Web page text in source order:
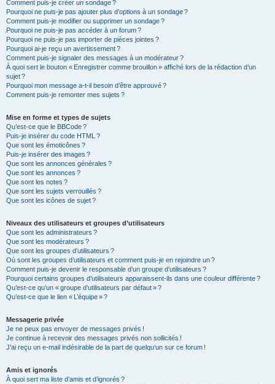
Comment puis-je créer un sondage ?
Pourquoi ne puis-je pas ajouter plus d’options à un sondage ?
Comment puis-je modifier ou supprimer un sondage ?
Pourquoi ne puis-je pas accéder à un forum ?
Pourquoi ne puis-je pas importer de pièces jointes ?
Pourquoi ai-je reçu un avertissement ?
Comment puis-je signaler des messages à un modérateur ?
À quoi sert le bouton « Enregistrer comme brouillon » affiché lors de la rédaction d’un
sujet ?
Pourquoi mon message a-t-il besoin d’être approuvé ?
Comment puis-je remonter mes sujets ?
Mise en forme et types de sujets
Qu’est-ce que le BBCode ?
Puis-je insérer du code HTML ?
Que sont les émoticônes ?
Puis-je insérer des images ?
Que sont les annonces générales ?
Que sont les annonces ?
Que sont les notes ?
Que sont les sujets verrouillés ?
Que sont les icônes de sujet ?
Niveaux des utilisateurs et groupes d’utilisateurs
Que sont les administrateurs ?
Que sont les modérateurs ?
Que sont les groupes d’utilisateurs ?
Où sont les groupes d’utilisateurs et comment puis-je en rejoindre un ?
Comment puis-je devenir le responsable d’un groupe d’utilisateurs ?
Pourquoi certains groupes d’utilisateurs apparaissent-ils dans une couleur différente ?
Qu’est-ce qu’un « groupe d’utilisateurs par défaut » ?
Qu’est-ce que le lien « L’équipe » ?
Messagerie privée
Je ne peux pas envoyer de messages privés !
Je continue à recevoir des messages privés non sollicités !
J’ai reçu un e-mail indésirable de la part de quelqu’un sur ce forum !
Amis et ignorés
À quoi sert ma liste d’amis et d’ignorés ?